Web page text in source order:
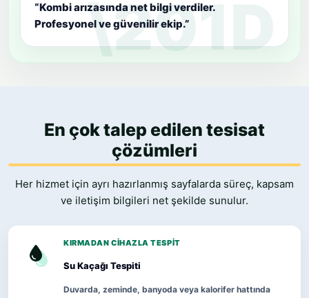
“Kombi arızasında net bilgi verdiler.
Profesyonel ve güvenilir ekip.”
En çok talep edilen tesisat
çözümleri
Her hizmet için ayrı hazırlanmış sayfalarda süreç, kapsam
ve iletişim bilgileri net şekilde sunulur.
KIRMADAN CIHAZLA TESPIT
Su Kaçağı Tespiti
Duvarda, zeminde, banyoda veya kalorifer hattında